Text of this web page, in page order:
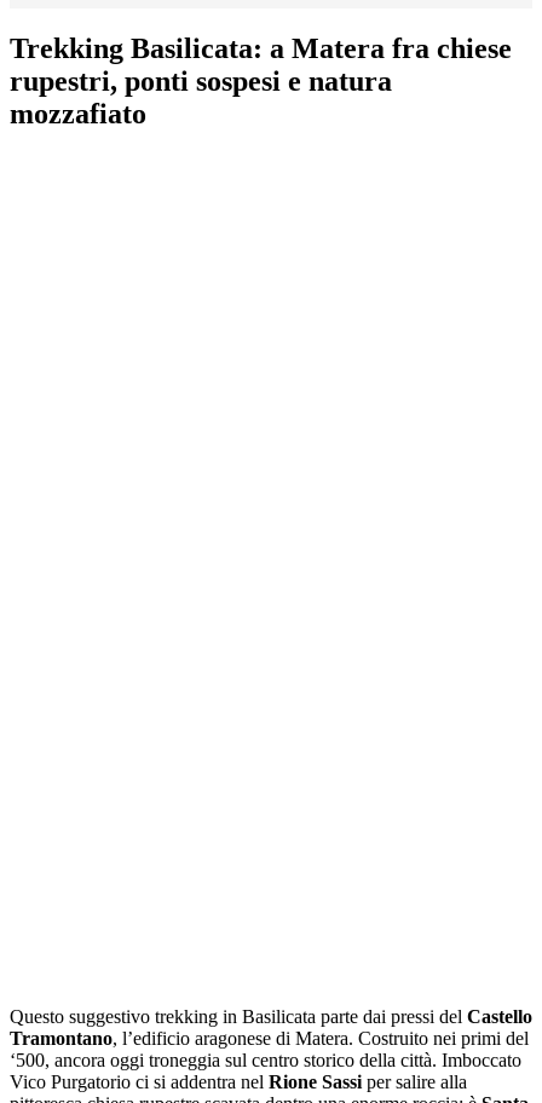
Trekking Basilicata: a Matera fra chiese
rupestri, ponti sospesi e natura
mozzafiato
Questo suggestivo trekking in Basilicata parte dai pressi del Castello
Tramontano, l’edificio aragonese di Matera. Costruito nei primi del
‘500, ancora oggi troneggia sul centro storico della città. Imboccato
Vico Purgatorio ci si addentra nel Rione Sassi per salire alla